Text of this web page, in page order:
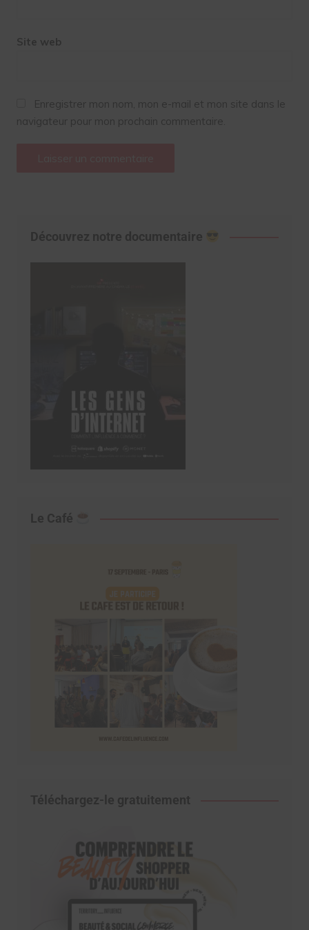
Site web
Enregistrer mon nom, mon e-mail et mon site dans le
navigateur pour mon prochain commentaire.
Découvrez notre documentaire
Le Café
Téléchargez-le gratuitement